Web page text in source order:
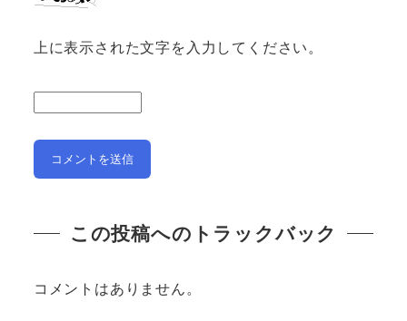
上に表示された文字を入力してください。
この投稿へのトラックバック
コメントはありません。